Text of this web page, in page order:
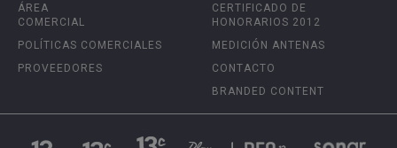
ÁREA
COMERCIAL
POLÍTICAS COMERCIALES
PROVEEDORES
CERTIFICADO DE
HONORARIOS 2012
MEDICIÓN ANTENAS
CONTACTO
BRANDED CONTENT